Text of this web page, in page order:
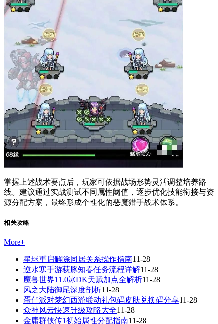
掌握上述战术要点后，玩家可依据战场形势灵活调整培养路
线。建议通过实战测试不同属性阈值，逐步优化技能衔接与资
源分配方案，最终形成个性化的恶魔猎手战术体系。
相关攻略
More+
星球重启解除同居关系操作指南11-28
逆水寒手游荻豚知春任务流程详解11-28
魔兽世界11.0冰DK天赋加点全解析11-28
风之大陆御尾深度剖析11-28
蛋仔派对梦幻西游联动礼包码皮肤兑换码分享11-28
众神风云快速升级攻略大全11-28
金庸群侠传1初始属性分配指南11-28